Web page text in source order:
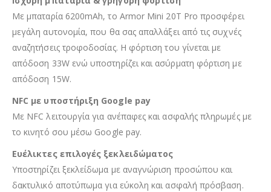
Με μπαταρία 6200mAh, το Armor Mini 20T Pro προσφέρει
μεγάλη αυτονομία, που θα σας απαλλάξει από τις συχνές
αναζητήσεις τροφοδοσίας. Η φόρτιση του γίνεται με
απόδοση 33W ενώ υποστηρίζει και ασύρματη φόρτιση με
απόδοση 15W.
NFC με υποστήριξη Google pay
Με NFC λειτουργία για ανέπαφες και ασφαλής πληρωμές με
το κινητό σου μέσω Google pay.
Ευέλικτες επιλογές ξεκλειδώματος
Υποστηρίζει ξεκλείδωμα με αναγνώριση προσώπου και
δακτυλικό αποτύπωμα για εύκολη και ασφαλή πρόσβαση.